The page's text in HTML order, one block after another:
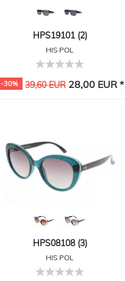
HPS19101 (2)
HIS POL
-30% 39,60 EUR28,00 EUR *
HPS08108 (3)
HIS POL